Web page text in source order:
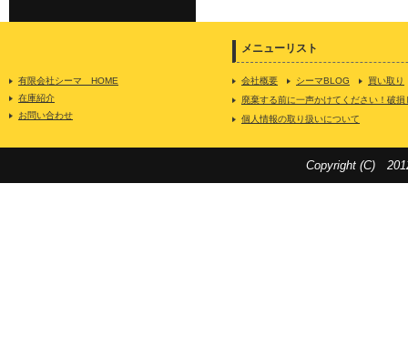
メニューリスト
有限会社シーマ HOME
在庫紹介
お問い合わせ
会社概要 シーマBLOG
買い取り
廃棄する前に一声かけてください！破
個人情報の取り扱いについて
Copyright (C)